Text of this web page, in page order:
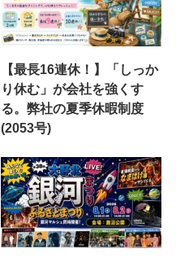
【最長16連休！】「しっか
り休む」が会社を強くす
る。弊社の夏季休暇制度
(2053号)